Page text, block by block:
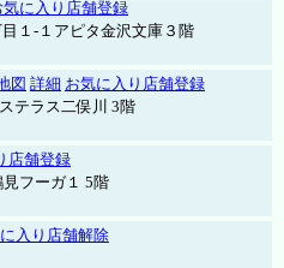
気に入り店舗登録
１-１アピタ金沢文庫３階
図 詳細 お気に入り店舗登録
テラス二俣川 3階
店舗登録
フーガ１ 5階
入り店舗解除